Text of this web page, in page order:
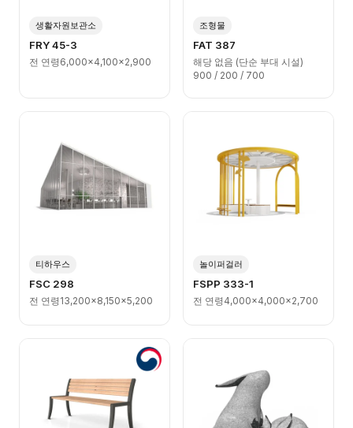
생활자원보관소
FRY 45-3
전 연령 6,000x4,100x2,900
조형물
FAT 387
해당 없음 (단순 부대 시설)
900 / 200 / 700
티하우스
FSC 298
전 연령 13,200x8,150x5,200
놀이퍼걸러
FSPP 333-1
전 연령 4,000x4,000x2,700